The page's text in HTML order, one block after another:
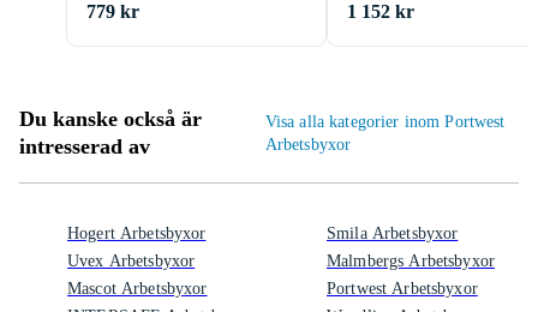
779 kr 1 152 kr
Du kanske också är
intresserad av
Visa alla kategorier inom Portwest
Arbetsbyxor
Hogert Arbetsbyxor
Uvex Arbetsbyxor
Mascot Arbetsbyxor
Smila Arbetsbyxor
Malmbergs Arbetsbyxor
Portwest Arbetsbyxor